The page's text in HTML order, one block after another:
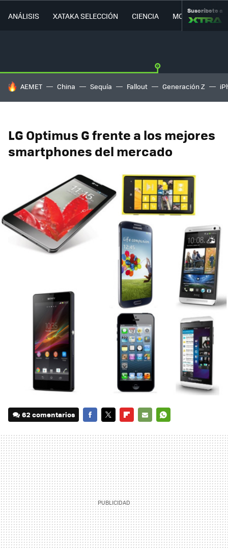
ANÁLISIS XATAKA SELECCIÓN CIENCIA MOVILIDAD
Suscríbete a
HOY SE HABLA DE
AEMET China Sequía Fallout Generación Z
LG Optimus G frente a los mejores
smartphones del mercado
62 comentarios
MAIL